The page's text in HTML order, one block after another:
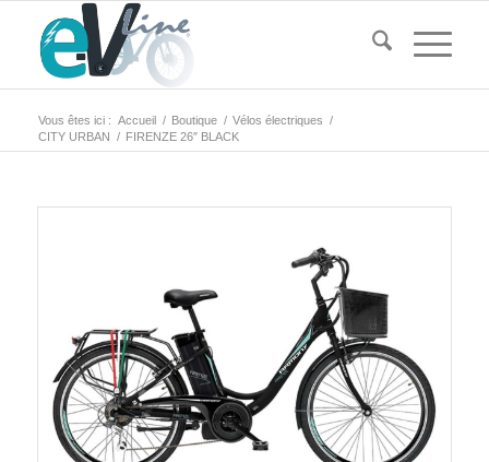
Vous êtes ici : Accueil / Boutique / Vélos électriques /
CITY URBAN / FIRENZE 26″ BLACK